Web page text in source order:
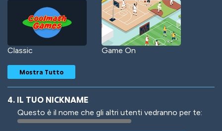
Classic Game On
Woof Jungle Cats
Mostra Tutto
4. IL TUO NICKNAME
Questo è il nome che gli altri utenti vedranno per te: